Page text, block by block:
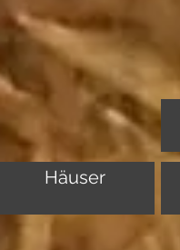
Häuser